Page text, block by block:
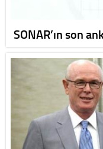
SONAR’ın son